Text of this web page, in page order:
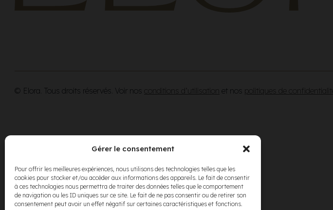
Gérer le consentement
Pour offrir les meilleures expériences, nous utilisons des technologies telles que les
cookies pour stocker et/ou accéder aux informations des appareils. Le fait de consentir
à ces technologies nous permettra de traiter des données telles que le comportement
de navigation ou les ID uniques sur ce site. Le fait de ne pas consentir ou de retirer son
consentement peut avoir un effet négatif sur certaines caractéristiques et fonctions.
© Elora. Tous droits réservés. Voir nos conditions d’utilisation et nos politiques de confidentialité